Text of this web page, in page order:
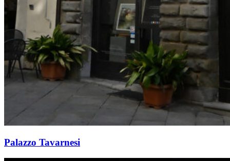
Palazzo Tavarnesi